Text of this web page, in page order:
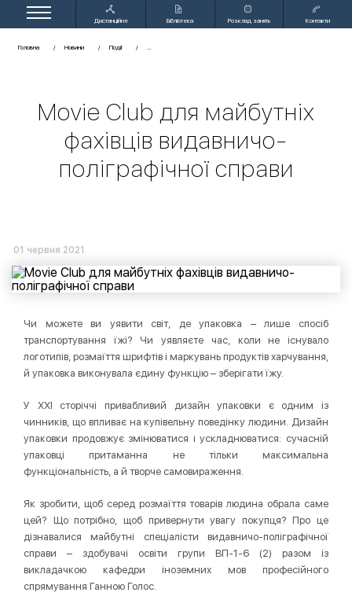
Дистанційне
Бібліотека Розклад занять Контакти
Головна Новини Події
Movie Club для майбутніх
фахівців видавничо-
поліграфічної справи
01 червня 2021
Чи можете ви уявити світ, де упаковка – лише спосіб
транспортування їжі? Чи уявляєте час, коли не існувало
логотипів, розмаїття шрифтів і маркувань продуктів харчування,
й упаковка виконувала єдину функцію – зберігати їжу.
У ХХІ сторіччі привабливий дизайн упаковки є одним із
чинників, що впливає на купівельну поведінку людини. Дизайн
упаковки продовжує змінюватися і ускладнюватися: сучасній
упаковці притаманна не тільки максимальна
функціональність, а й творче самовираження.
Як зробити, щоб серед розмаїття товарів людина обрала саме
цей? Що потрібно, щоб привернути увагу покупця? Про це
дізнавалися майбутні спеціалісти видавничо-поліграфічної
справи – здобувачі освіти групи ВП-1-6 (2) разом із
викладачкою кафедри іноземних мов професійного
спрямування Ганною Голос.